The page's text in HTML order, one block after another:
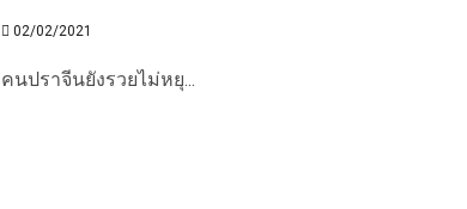
02/02/2021
คนปราจีนยังรวยไม่หยุ...